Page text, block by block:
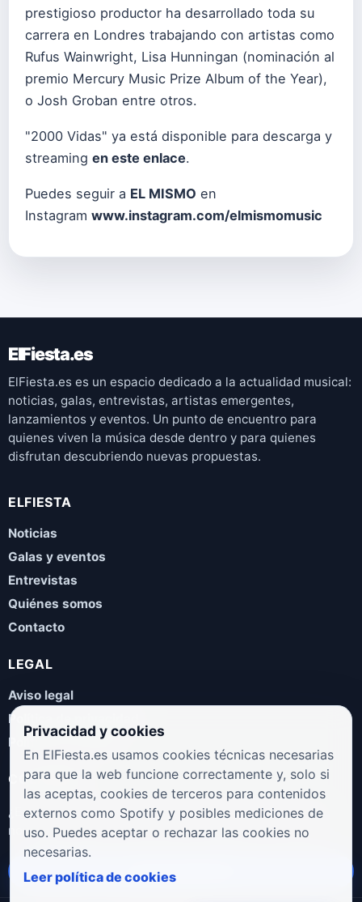
prestigioso productor ha desarrollado toda su
carrera en Londres trabajando con artistas como
Rufus Wainwright, Lisa Hunningan (nominación al
premio Mercury Music Prize Album of the Year),
o Josh Groban entre otros.
"2000 Vidas" ya está disponible para descarga y
streaming en este enlace.
Puedes seguir a EL MISMO en
Instagram www.instagram.com/elmismomusic
ElFiesta.es
ElFiesta.es es un espacio dedicado a la actualidad musical:
noticias, galas, entrevistas, artistas emergentes,
lanzamientos y eventos. Un punto de encuentro para
quienes viven la música desde dentro y para quienes
disfrutan descubriendo nuevas propuestas.
ELFIESTA
Noticias
Galas y eventos
Entrevistas
Quiénes somos
Contacto
LEGAL
Aviso legal
Política de privacidad
Política de cookies
COLABORA
¿Eres artista, manager, sello o promotor? Envíanos tus
novedades, galas, entrevistas o propuestas musicales.
Enviar propuesta
Privacidad y cookies
En ElFiesta.es usamos cookies técnicas necesarias
para que la web funcione correctamente y, solo si
las aceptas, cookies de terceros para contenidos
externos como Spotify y posibles mediciones de
uso. Puedes aceptar o rechazar las cookies no
necesarias.
Leer política de cookies